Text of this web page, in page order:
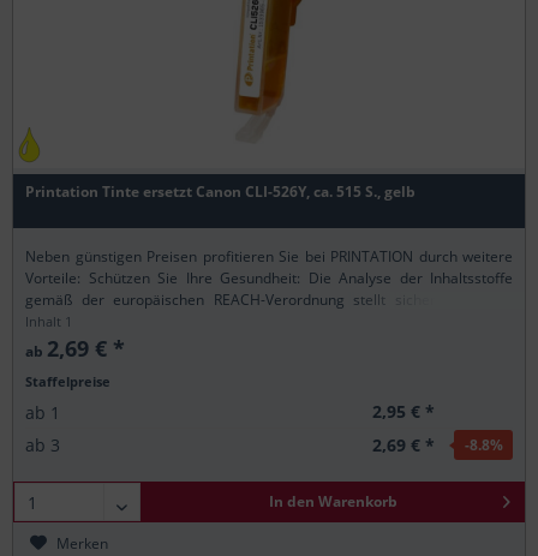
Printation Tinte ersetzt Canon CLI-526Y, ca. 515 S., gelb
Neben günstigen Preisen profitieren Sie bei PRINTATION durch weitere
Vorteile: Schützen Sie Ihre Gesundheit: Die Analyse der Inhaltsstoffe
gemäß der europäischen REACH-Verordnung stellt sicher, dass alle
Printation-Produkte nur...
Inhalt 1
ab 2,69 € *
Staffelpreise
ab 1
2,95 € *
ab 3 2,69 € * -8.8%
In den Warenkorb
Merken